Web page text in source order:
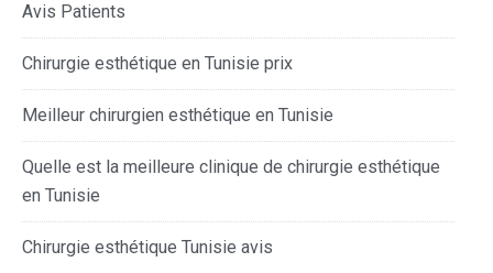
Avis Patients
Chirurgie esthétique en Tunisie prix
Meilleur chirurgien esthétique en Tunisie
Quelle est la meilleure clinique de chirurgie esthétique
en Tunisie
Chirurgie esthétique Tunisie avis